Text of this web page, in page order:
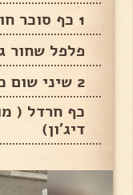
1 כף סוכר חום
פלפל שחור
2 שיני שום כתוש
כף חרדל (
דיג'ון)